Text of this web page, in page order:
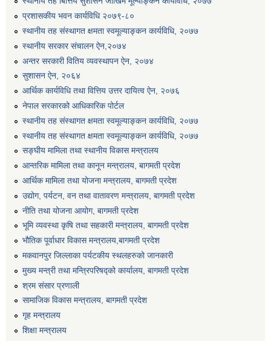
प्रशासकीय भवन कार्यविधि २०७९-८०
स्थानीय तह संस्थागत क्षमता स्वमूल्याङ्कन कार्यविधि, २०७७
स्थानीय सरकार संचालन ऐन,२०७४
अन्तर सरकारी वितिय व्यवस्थापन ऐन, २०७४
सुशासन ऐन, २०६४
आर्थिक कार्यविधि तथा वित्तिय उत्तर दायित्व ऐन, २०७६
नेपाल सरकारको आधिकारिक पोर्टल
स्थानीय तह संस्थागत क्षमता स्वमूल्याङ्कन कार्यविधि, २०७७
स्थानीय तह संस्थागत क्षमता स्वमूल्याङ्कन कार्यविधि, २०७७
सङ्घीय मामिला तथा स्थानीय विकास मन्त्रालय
आन्तरिक मामिला तथा कानून मन्त्रालय, बागमती प्रदेश
आर्थिक मामिला तथा योजना मन्त्रालय, बागमती प्रदेश
उद्योग, पर्यटन, वन तथा वातावरण मन्त्रालय, बागमती प्रदेश
नीति तथा योजना आयोग, बागमती प्रदेश
भूमि व्यवस्था कृषि तथा सहकारी मन्त्रालय, बागमती प्रदेश
भौतिक पूर्वाधार विकास मन्त्रालय,बागमती प्रदेश
मकवानपुर जिल्लाका पर्यटकीय स्थलहरुको जानकारी
मुख्य मन्त्री तथा मन्त्रिपरिषद्को कार्यालय, बागमती प्रदेश
श्रम संसार प्रणाली
सामाजिक विकास मन्त्रालय, बागमती प्रदेश
गृह मन्त्रालय
शिक्षा मन्त्रालय